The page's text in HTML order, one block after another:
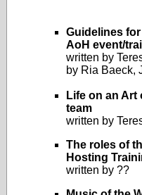
Guidelines
AoH event/
written by
by Ria Baeck,
Life on an
team
written by
The roles of
Hosting
written by ??